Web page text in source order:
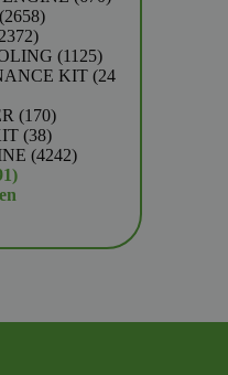
26582658
23722372
producten
11251125
producten
KIT 24
170170
producten
3838
producten
42424242
12291
producten